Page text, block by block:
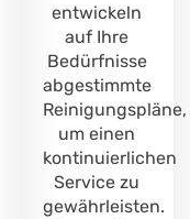
entwickeln
auf Ihre
Bedürfnisse
abgestimmte
Reinigungspläne,
um einen
kontinuierlichen
Service zu
gewährleisten.